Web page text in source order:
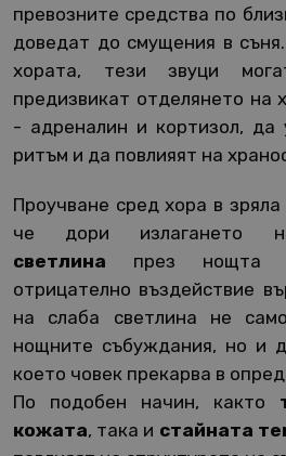
превозните средства по
доведат до смущения в
хората, тези звуци
предизвикат отделянето на
- адреналин и кортизол, да
ритъм и да повлияят на
Проучване сред хора в зряла
че дори излагането
светлина през
отрицателно въздействие
на слаба светлина не
нощните събуждания, но и
което човек прекарва в
По подобен начин, както
кожата, така и стайната